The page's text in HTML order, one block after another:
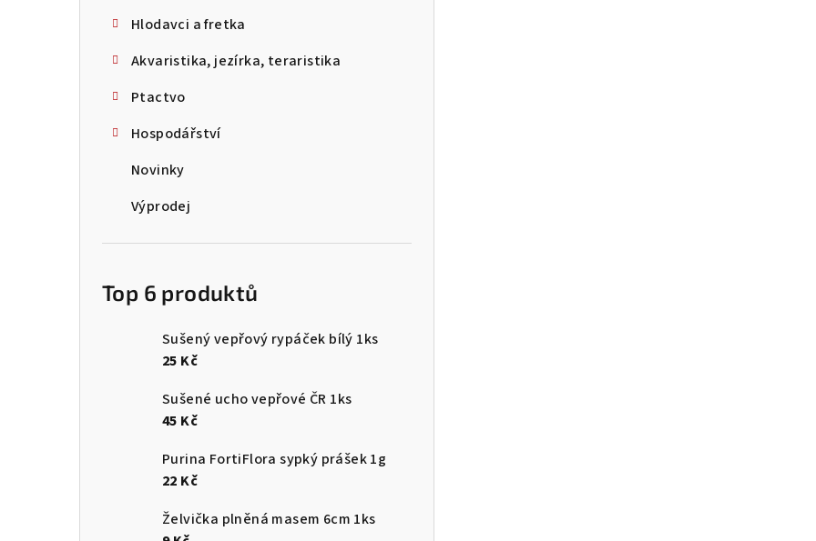
Hlodavci a fretka
Akvaristika, jezírka, teraristika
Ptactvo
Hospodářství
Novinky
Výprodej
Top 6 produktů
Sušený vepřový rypáček bílý 1ks
25 Kč
Sušené ucho vepřové ČR 1ks
45 Kč
Purina FortiFlora sypký prášek 1g
22 Kč
Želvička plněná masem 6cm 1ks